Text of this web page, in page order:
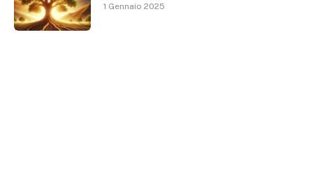
1 Gennaio 2025